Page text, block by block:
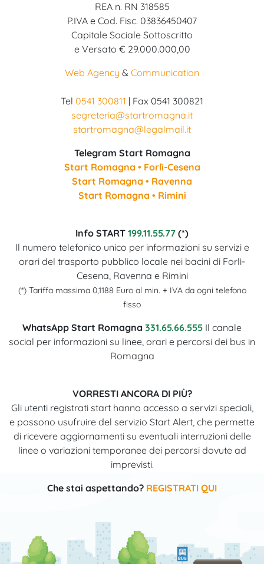
REA n. RN 318585
P.IVA e Cod. Fisc. 03836450407
Capitale Sociale Sottoscritto
e Versato € 29.000.000,00
Web Agency & Communication
Tel 0541 300811 | Fax 0541 300821
segreteria@startromagna.it
startromagna@legalmail.it
Telegram Start Romagna
Start Romagna • Forlì-Cesena
Start Romagna • Ravenna
Start Romagna • Rimini
Info START 199.11.55.77 (*)
Il numero telefonico unico per informazioni su servizi e
orari del trasporto pubblico locale nei bacini di Forlì-
Cesena, Ravenna e Rimini
(*) Tariffa massima 0,1188 Euro al min. + IVA da ogni telefono
fisso
WhatsApp Start Romagna 331.65.66.555 Il canale
social per informazioni su linee, orari e percorsi dei bus in
Romagna
VORRESTI ANCORA DI PIÙ?
Gli utenti registrati start hanno accesso a servizi speciali,
e possono usufruire del servizio Start Alert, che permette
di ricevere aggiornamenti su eventuali interruzioni delle
linee o variazioni temporanee dei percorsi dovute ad
imprevisti.
Che stai aspettando? REGISTRATI QUI